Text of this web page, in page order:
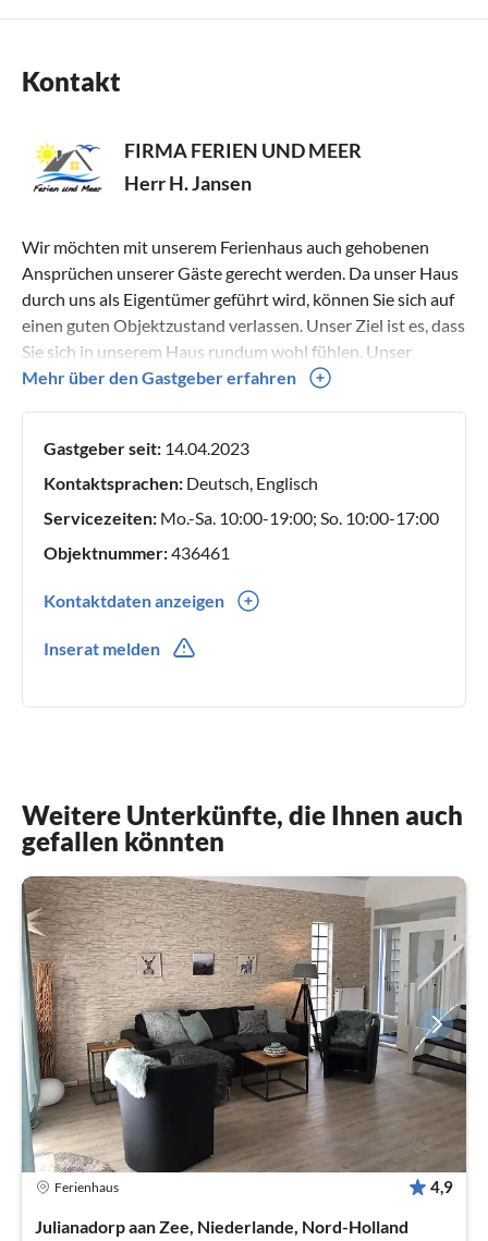
Kontakt
FIRMA FERIEN UND MEER
Herr H. Jansen
Wir möchten mit unserem Ferienhaus auch gehobenen
Ansprüchen unserer Gäste gerecht werden. Da unser Haus
durch uns als Eigentümer geführt wird, können Sie sich auf
einen guten Objektzustand verlassen. Unser Ziel ist es, dass
Sie sich in unserem Haus rundum wohl fühlen. Unser
Wunsch ist, Sie immer wieder als Gast begrüßen zu dürfen.
Mehr über den Gastgeber erfahren
Gastgeber seit: 14.04.2023
Kontaktsprachen: Deutsch, Englisch
Servicezeiten: Mo.-Sa. 10:00-19:00; So. 10:00-17:00
Objektnummer:436461
Kontaktdaten anzeigen
Inserat melden
Weitere Unterkünfte, die Ihnen auch
gefallen könnten
Ferienhaus 4,9
Julianadorp aan Zee, Niederlande, Nord-Holland